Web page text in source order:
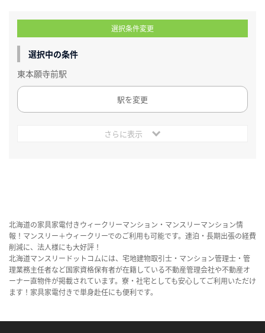
選択条件変更
選択中の条件
東本願寺前駅
駅を変更
さらに表示
北海道の家具家電付きウィークリーマンション・マンスリーマンション情
報！マンスリー＋ウィークリーでのご利用も可能です。連泊・長期出張の経費
削減に、法人様にも大好評！
北海道マンスリードットコムには、宅地建物取引士・マンション管理士・管
理業務主任者など国家資格保有者が在籍している不動産管理会社や不動産オ
ーナー直物件が掲載されています。寮・社宅としても安心してご利用いただけ
ます！家具家電付きで単身赴任にも便利です。